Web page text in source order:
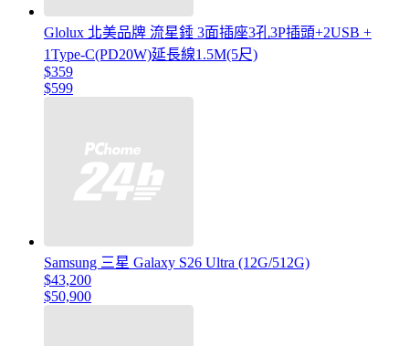
Glolux 北美品牌 流星錘 3面插座3孔3P插頭+2USB +
1Type-C(PD20W)延長線1.5M(5尺)
$359
$599
Samsung 三星 Galaxy S26 Ultra (12G/512G)
$43,200
$50,900